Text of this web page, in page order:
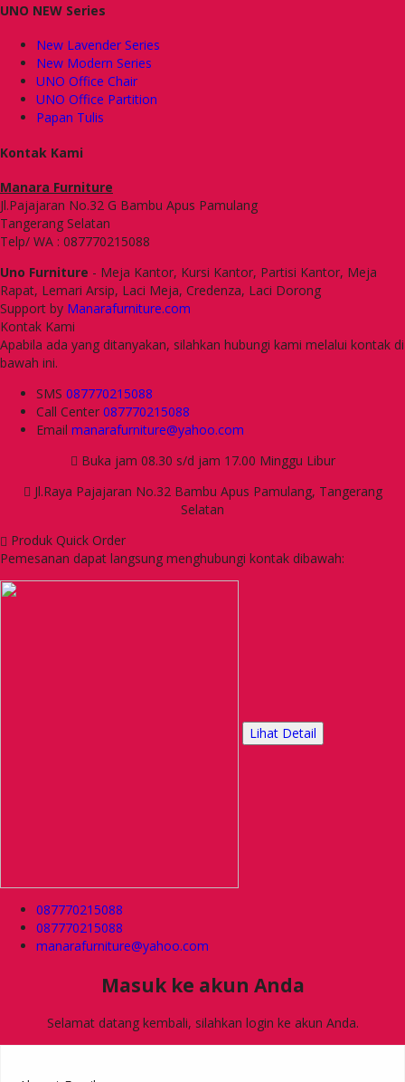
UNO NEW Series
New Lavender Series
New Modern Series
UNO Office Chair
UNO Office Partition
Papan Tulis
Kontak Kami
Manara Furniture
Jl.Pajajaran No.32 G Bambu Apus Pamulang
Tangerang Selatan
Telp/ WA : 087770215088
Uno Furniture - Meja Kantor, Kursi Kantor, Partisi Kantor, Meja
Rapat, Lemari Arsip, Laci Meja, Credenza, Laci Dorong
Support by Manarafurniture.com
Kontak Kami
Apabila ada yang ditanyakan, silahkan hubungi kami melalui kontak di
bawah ini.
SMS 087770215088
Call Center 087770215088
Email manarafurniture@yahoo.com
Buka jam 08.30 s/d jam 17.00 Minggu Libur
Jl.Raya Pajajaran No.32 Bambu Apus Pamulang, Tangerang
Selatan
Produk Quick Order
Pemesanan dapat langsung menghubungi kontak dibawah:
Lihat Detail
087770215088
087770215088
manarafurniture@yahoo.com
Masuk ke akun Anda
Selamat datang kembali, silahkan login ke akun Anda.